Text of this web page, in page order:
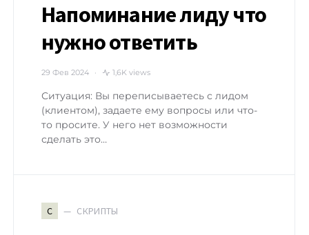
Напоминание лиду что
нужно ответить
29 Фев 2024 1,6K views
Ситуация: Вы переписываетесь с лидом
(клиентом), задаете ему вопросы или что-
то просите. У него нет возможности
сделать это…
С СКРИПТЫ